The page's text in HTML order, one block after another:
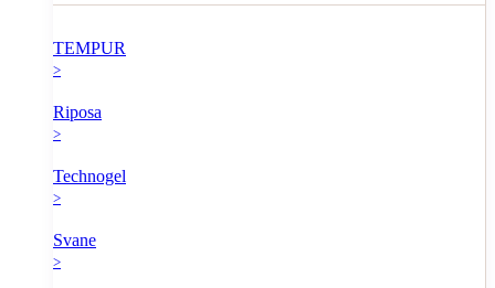
TEMPUR
>
Riposa
>
Technogel
>
Svane
>